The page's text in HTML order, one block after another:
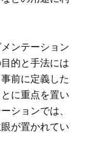
ンテーション
的と手法には
前に定義した
に重点を置い
ションでは、
が置かれてい